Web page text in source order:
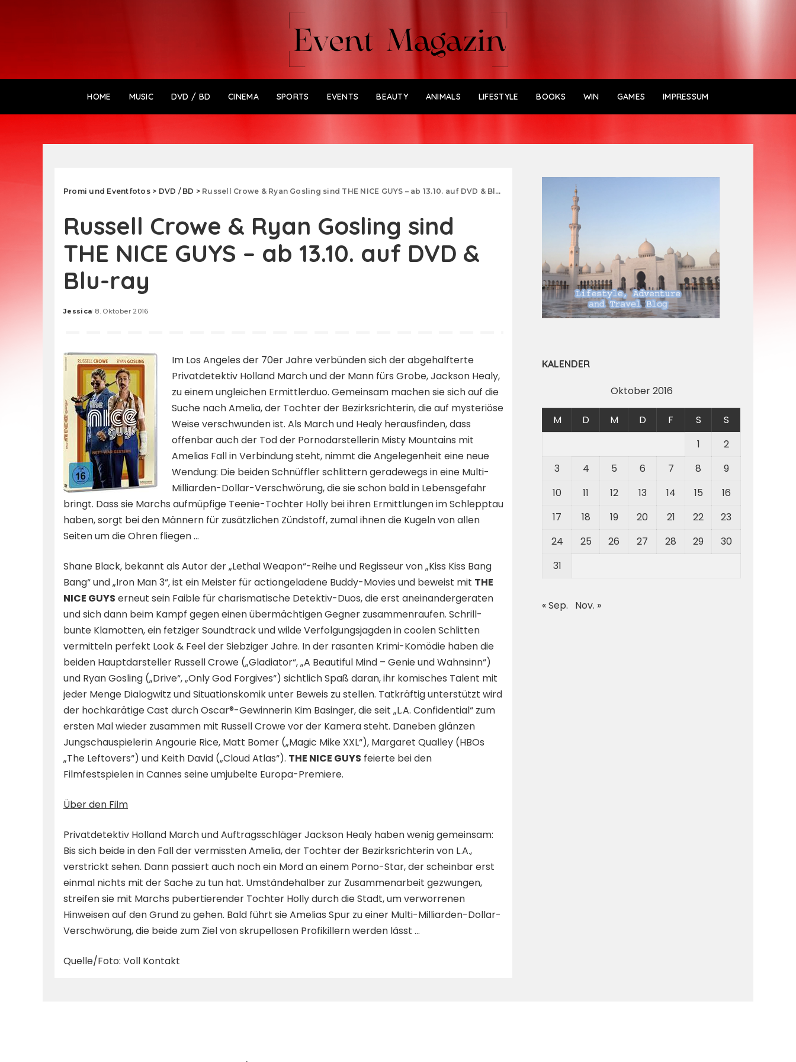
HOME MUSIC DVD / BD CINEMA SPORTS EVENTS BEAUTY ANIMALS LIFESTYLE BOOKS WIN GAMES IMPRESSUM
Promi und Eventfotos> DVD / BD > Russell Crowe & Ryan Gosling sind THE NICE GUYS – ab 13.10. auf DVD & Blu-ray
Russell Crowe & Ryan Gosling sind
THE NICE GUYS – ab 13.10. auf DVD &
Blu-ray
Posted
Jessica 8. Oktober 2016
Im Los Angeles der 70er Jahre verbünden sich der abgehalfterte
Privatdetektiv Holland March und der Mann fürs Grobe, Jackson Healy,
zu einem ungleichen Ermittlerduo. Gemeinsam machen sie sich auf die
Suche nach Amelia, der Tochter der Bezirksrichterin, die auf mysteriöse
Weise verschwunden ist. Als March und Healy herausfinden, dass
offenbar auch der Tod der Pornodarstellerin Misty Mountains mit
Amelias Fall in Verbindung steht, nimmt die Angelegenheit eine neue
Wendung: Die beiden Schnüffler schlittern geradewegs in eine Multi-
Milliarden-Dollar-Verschwörung, die sie schon bald in Lebensgefahr
bringt. Dass sie Marchs aufmüpfige Teenie-Tochter Holly bei ihren Ermittlungen im Schlepptau
haben, sorgt bei den Männern für zusätzlichen Zündstoff, zumal ihnen die Kugeln von allen
Seiten um die Ohren fliegen …
Shane Black, bekannt als Autor der „Lethal Weapon“-Reihe und Regisseur von „Kiss Kiss Bang
Bang“ und „Iron Man 3“, ist ein Meister für actiongeladene Buddy-Movies und beweist mit THE
NICE GUYS erneut sein Faible für charismatische Detektiv-Duos, die erst aneinandergeraten
und sich dann beim Kampf gegen einen übermächtigen Gegner zusammenraufen. Schrill-
bunte Klamotten, ein fetziger Soundtrack und wilde Verfolgungsjagden in coolen Schlitten
vermitteln perfekt Look & Feel der Siebziger Jahre. In der rasanten Krimi-Komödie haben die
beiden Hauptdarsteller Russell Crowe („Gladiator“, „A Beautiful Mind – Genie und Wahnsinn“)
und Ryan Gosling („Drive“, „Only God Forgives“) sichtlich Spaß daran, ihr komisches Talent mit
jeder Menge Dialogwitz und Situationskomik unter Beweis zu stellen. Tatkräftig unterstützt wird
der hochkarätige Cast durch Oscar®-Gewinnerin Kim Basinger, die seit „L.A. Confidential“ zum
ersten Mal wieder zusammen mit Russell Crowe vor der Kamera steht. Daneben glänzen
Jungschauspielerin Angourie Rice, Matt Bomer („Magic Mike XXL“), Margaret Qualley (HBOs
„The Leftovers“) und Keith David („Cloud Atlas“). THE NICE GUYS feierte bei den
Filmfestspielen in Cannes seine umjubelte Europa-Premiere.
Über den Film
Privatdetektiv Holland March und Auftragsschläger Jackson Healy haben wenig gemeinsam:
Bis sich beide in den Fall der vermissten Amelia, der Tochter der Bezirksrichterin von L.A.,
verstrickt sehen. Dann passiert auch noch ein Mord an einem Porno-Star, der scheinbar erst
einmal nichts mit der Sache zu tun hat. Umständehalber zur Zusammenarbeit gezwungen,
streifen sie mit Marchs pubertierender Tochter Holly durch die Stadt, um verworrenen
Hinweisen auf den Grund zu gehen. Bald führt sie Amelias Spur zu einer Multi-Milliarden-Dollar-
Verschwörung, die beide zum Ziel von skrupellosen Profikillern werden lässt …
Quelle/Foto: Voll Kontakt
KALENDER
Oktober 2016
M D M D F S
S
1
2
3
4 5 6 7 8
9
10
11 12 13 14 15
16
17
18 19 20 21 22
23
24
25 26 27 28 29
30
31
« Sep. Nov. »